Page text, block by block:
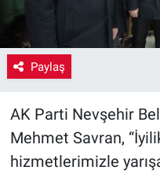
Paylaş
AK Parti Nevşehir
Mehmet Savran,
hizmetlerimizle